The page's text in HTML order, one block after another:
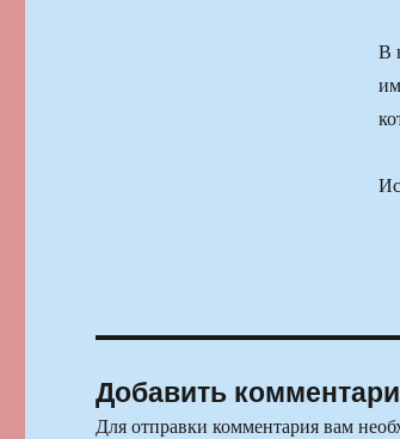
В
Добавить
Для отправки комментария вам